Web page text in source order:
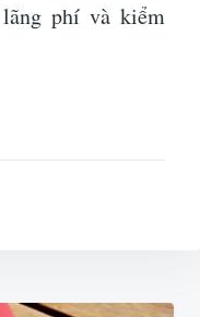
phí và kiểm